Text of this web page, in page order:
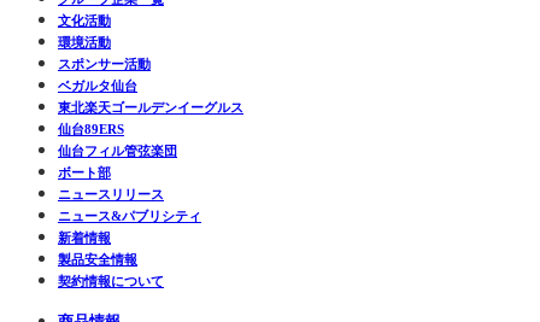
文化活動
環境活動
スポンサー活動
ベガルタ仙台
東北楽天ゴールデンイーグルス
仙台89ERS
仙台フィル管弦楽団
ボート部
ニュースリリース
ニュース&パブリシティ
新着情報
製品安全情報
契約情報について